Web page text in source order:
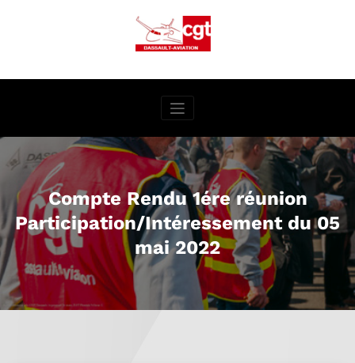
Compte Rendu 1ére réunion
Participation/Intéressement du 05
mai 2022